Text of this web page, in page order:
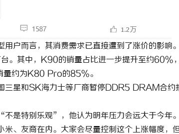
用户而言，其消费需求已直接遭到了涨价的影响
。其中，K90的销量占比进一步提升至约60%
约为K80 Pro的85%。
三星和SK海力士等厂商暂停DDR5 DRAM合约
不是特别乐观”，他认为明年压力会远大于今年
米、友商在内。大家会尽量控制这个上涨幅度，